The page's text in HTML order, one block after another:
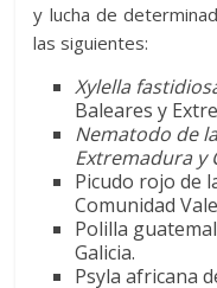
y lucha de
las siguientes:
Xylella
Baleares y
Nematodo de
Extremadura y
Picudo rojo de
Comunidad
Polilla
Galicia.
Psyla africana